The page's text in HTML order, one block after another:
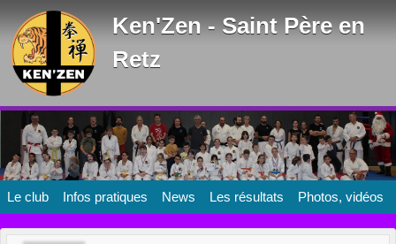
Ken'Zen - Saint Père en
Retz
Le club Infos pratiques News Les résultats Photos, vidéos
Panneau de gestion des cookies